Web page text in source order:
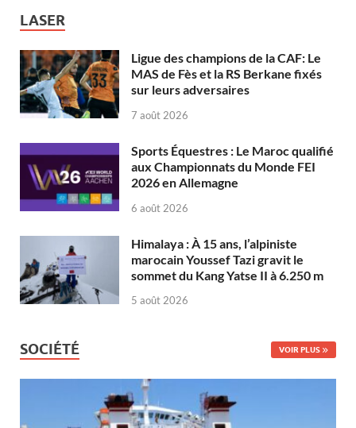
LASER
Ligue des champions de la CAF: Le
MAS de Fès et la RS Berkane fixés
sur leurs adversaires
7 août 2026
Sports Équestres : Le Maroc qualifié
aux Championnats du Monde FEI
2026 en Allemagne
6 août 2026
Himalaya : À 15 ans, l’alpiniste
marocain Youssef Tazi gravit le
sommet du Kang Yatse II à 6.250 m
5 août 2026
SOCIÉTÉ VOIR PLUS